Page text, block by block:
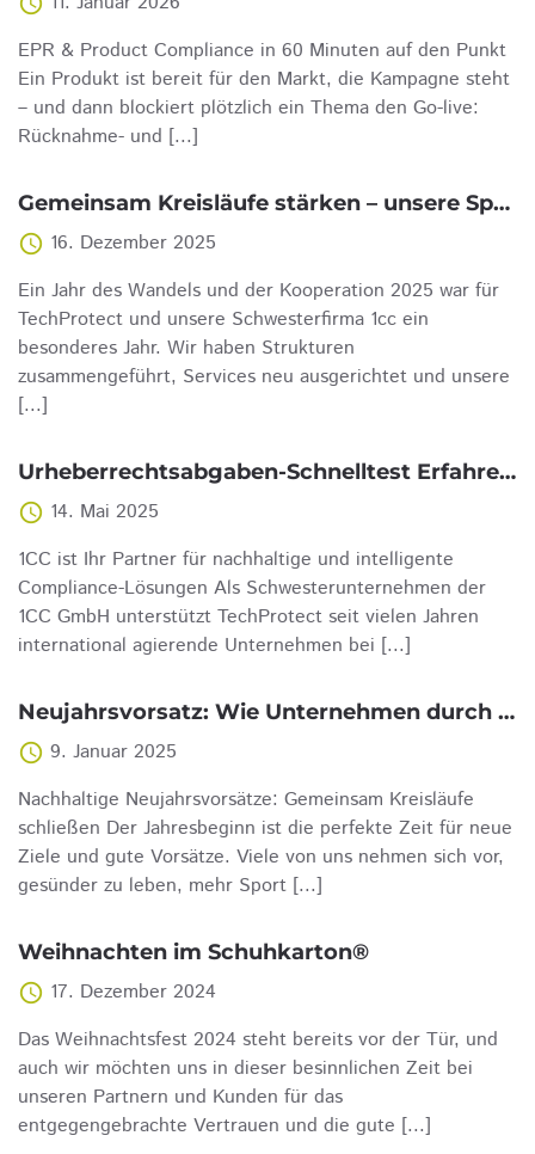
EPR & Product Compliance in 60 Minuten auf den Punkt
Ein Produkt ist bereit für den Markt, die Kampagne steht
– und dann blockiert plötzlich ein Thema den Go-live:
Rücknahme- und [...]
Gemeinsam Kreisläufe stärken – unsere Spendenaktion 2025
access_time 16. Dezember 2025
Ein Jahr des Wandels und der Kooperation 2025 war für
TechProtect und unsere Schwesterfirma 1cc ein
besonderes Jahr. Wir haben Strukturen
zusammengeführt, Services neu ausgerichtet und unsere
[...]
Urheberrechtsabgaben-Schnelltest Erfahren Sie jetzt, warum auch Ihr Unternehmen diesen Test durchführen sollte
access_time 14. Mai 2025
1CC ist Ihr Partner für nachhaltige und intelligente
Compliance-Lösungen Als Schwesterunternehmen der
1CC GmbH unterstützt TechProtect seit vielen Jahren
international agierende Unternehmen bei [...]
Neujahrsvorsatz: Wie Unternehmen durch Kreislaufwirtschaft eine bessere Zukunft gestalten
access_time 9. Januar 2025
Nachhaltige Neujahrsvorsätze: Gemeinsam Kreisläufe
schließen Der Jahresbeginn ist die perfekte Zeit für neue
Ziele und gute Vorsätze. Viele von uns nehmen sich vor,
gesünder zu leben, mehr Sport [...]
Weihnachten im Schuhkarton®
access_time 17. Dezember 2024
Das Weihnachtsfest 2024 steht bereits vor der Tür, und
auch wir möchten uns in dieser besinnlichen Zeit bei
unseren Partnern und Kunden für das
entgegengebrachte Vertrauen und die gute [...]